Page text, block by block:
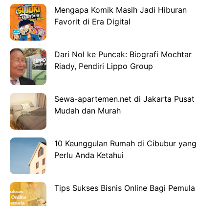
Mengapa Komik Masih Jadi Hiburan
Favorit di Era Digital
Dari Nol ke Puncak: Biografi Mochtar
Riady, Pendiri Lippo Group
Sewa-apartemen.net di Jakarta Pusat
Mudah dan Murah
10 Keunggulan Rumah di Cibubur yang
Perlu Anda Ketahui
Tips Sukses Bisnis Online Bagi Pemula